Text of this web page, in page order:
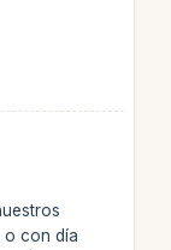
o con día